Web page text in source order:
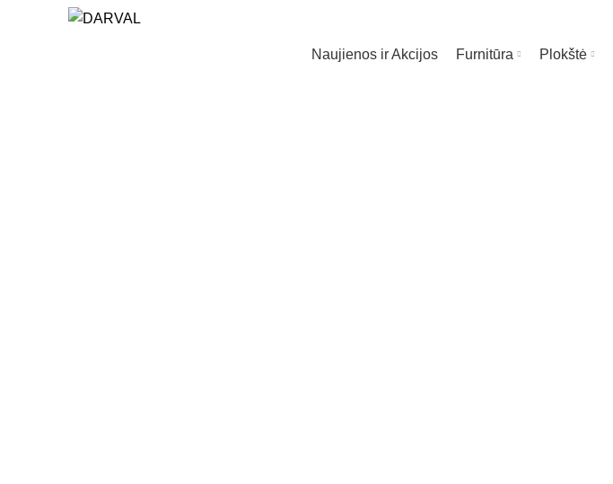
Naujienos ir Akcijos Furnitūra Plokštė